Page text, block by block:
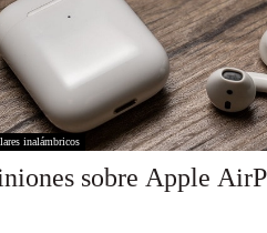
inalámbricos
sobre Apple